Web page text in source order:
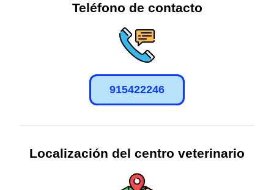
Teléfono de contacto
915422246
Localización del centro veterinario